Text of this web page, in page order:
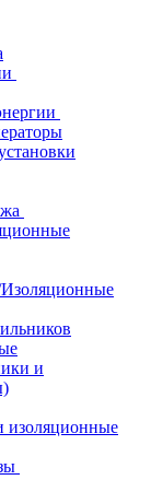
Изоляционные
и
изоляционные